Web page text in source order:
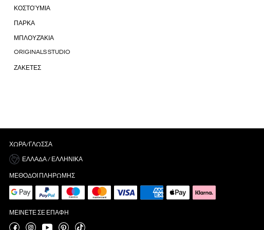
ΚΟΣΤΟΎΜΙΑ
ΠΑΡΚΑ
ΜΠΛΟΥΖΆΚΙΑ
ORIGINALS STUDIO
ΖΑΚΕΤΕΣ
ΧΏΡΑ/ΓΛΏΣΣΑ
ΕΛΛΆΔΑ / ΕΛΛΗΝΙΚΆ
ΜΈΘΟΔΟΙ ΠΛΗΡΩΜΉΣ
ΜΕΊΝΕΤΕ ΣΕ ΕΠΑΦΉ